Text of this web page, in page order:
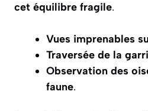
cet équilibre fragile.
Vues imprenables
Traversée de la
Observation des
faune.